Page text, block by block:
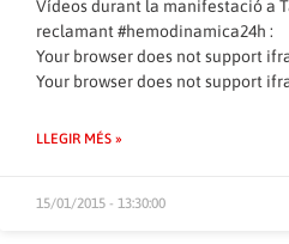
Vídeos durant la manifestació a
reclamant #hemodinamica24h :
Your browser does not support
Your browser does not support
LLEGIR MÉS »
15/01/2015 - 13:30:00